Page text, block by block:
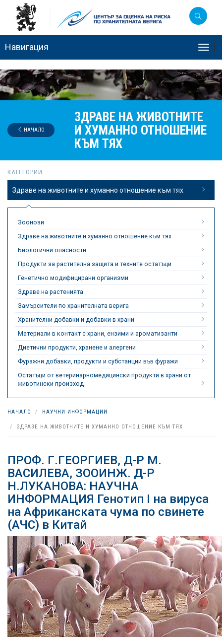
Навигация
ЗДРАВЕ НА ЖИВОТНИТЕ
И ХУМАННО ОТНОШЕНИЕ
КЪМ ТЯХ
НАЧАЛО
КАТЕГОРИИ
Здраве на животните и хуманно отношение към тях
Зоонози
Здраве на животните и хуманно отношение към тях
Биологични опасности
Продукти за растителна защита и техните остатъци
Генетично модифицирани организми
Здраве на растенията
Замърсители по хранителната верига
Хранителни добавки и добавки в храни
Материали в контакт с храни, ензими и ароматизанти
Диетични продукти, хранене и алергени
Фуражни добавки, продукти и субстанции във фуражи
Остатъци от ветеринарномедицински продукти в храни от
животински произход
НАЧАЛО НАУЧНИ ИНФОРМАЦИИ
ЗДРАВЕ НА ЖИВОТНИТЕ И ХУМАННО ОТНОШЕНИЕ КЪМ ТЯХ
ПРОФ. Г.ГЕОРГИЕВ, Д-Р М.
ВАСИЛЕВА, ЗООИНЖ. Д-Р
Н.ЛУКАНОВА: НАУЧНА
ИНФОРМАЦИЯ Генотип I на вируса
на Африканската чума по свинете
(АЧС) в Китай